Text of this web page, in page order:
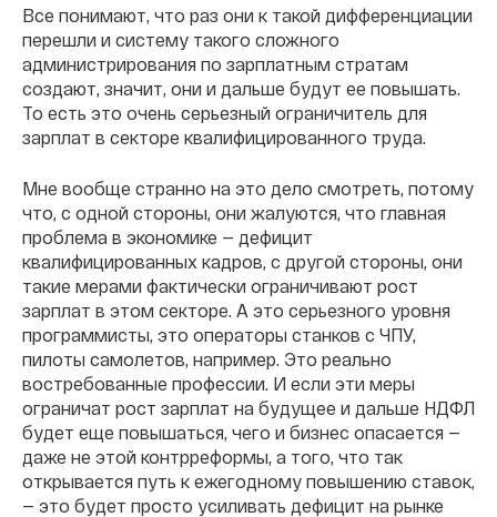
Все понимают, что раз они к такой дифференциации
перешли и систему такого сложного
администрирования по зарплатным стратам
создают, значит, они и дальше будут ее повышать.
То есть это очень серьезный ограничитель для
зарплат в секторе квалифицированного труда.
Мне вообще странно на это дело смотреть, потому
что, с одной стороны, они жалуются, что главная
проблема в экономике — дефицит
квалифицированных кадров, с другой стороны, они
такие мерами фактически ограничивают рост
зарплат в этом секторе. А это серьезного уровня
программисты, это операторы станков с ЧПУ,
пилоты самолетов, например. Это реально
востребованные профессии. И если эти меры
ограничат рост зарплат на будущее и дальше НДФЛ
будет еще повышаться, чего и бизнес опасается —
даже не этой контрреформы, а того, что так
открывается путь к ежегодному повышению ставок,
— это будет просто усиливать дефицит на рынке